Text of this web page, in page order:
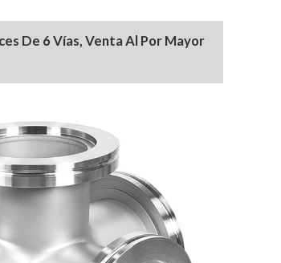
De 6 Vías, Venta Al Por Mayor